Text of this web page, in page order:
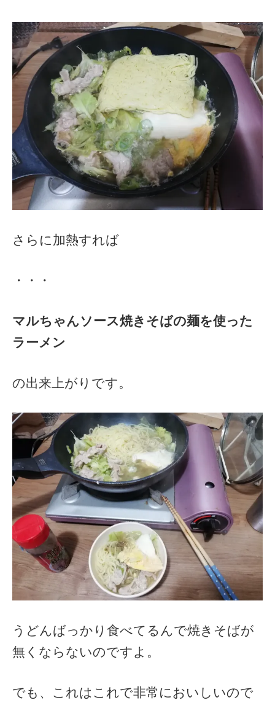
さらに加熱すれば
・・・
マルちゃんソース焼きそばの麺を使った
ラーメン
の出来上がりです。
うどんばっかり食べてるんで焼きそばが
無くならないのですよ。
でも、これはこれで非常においしいので